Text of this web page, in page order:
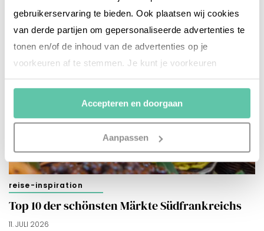
gebruikerservaring te bieden. Ook plaatsen wij cookies
van derde partijen om gepersonaliseerde advertenties te
tonen en/of de inhoud van de advertenties op je
voorkeuren af te stemmen. Je kunt je voorkeuren
beheren via ‘Zelf instellen’. Klik je op ‘Accepteren en
Accepteren en doorgaan
Aanpassen
reise-inspiration
Top 10 der schönsten Märkte Südfrankreichs
11. JULI 2026